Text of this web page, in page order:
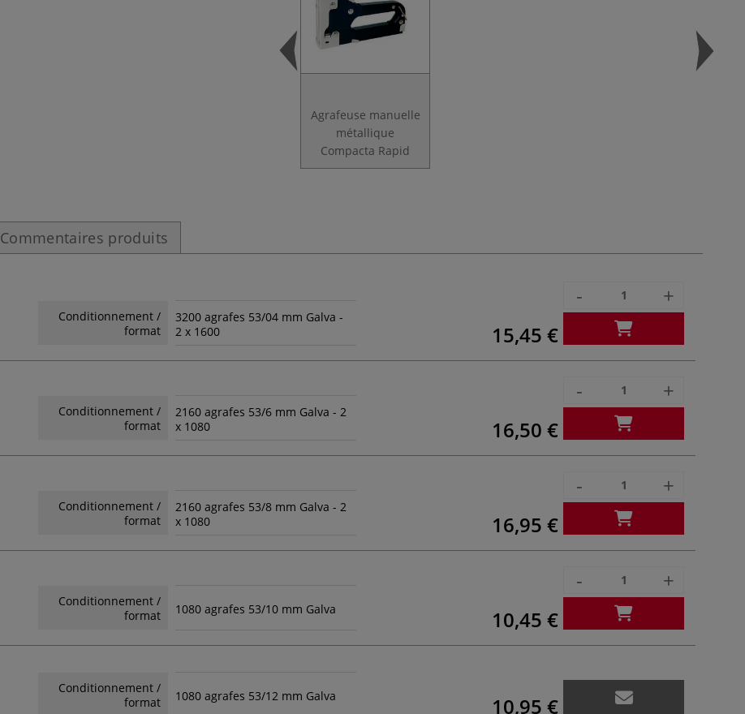
Agrafeuse manuelle
métallique
Compacta Rapid
Commentaires produits
Conditionnement /
format
3200 agrafes 53/04 mm Galva -
2 x 1600
15,45 €
- +
Conditionnement /
format
2160 agrafes 53/6 mm Galva - 2
x 1080
16,50 €
- +
Conditionnement /
format
2160 agrafes 53/8 mm Galva - 2
x 1080
16,95 €
- +
Conditionnement /
format
1080 agrafes 53/10 mm Galva 10,45 €
- +
Conditionnement /
format
1080 agrafes 53/12 mm Galva 10,95 €